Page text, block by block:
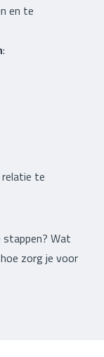
en te
:
te
stappen? Wat
zorg je voor